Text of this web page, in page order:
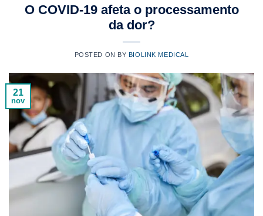
O COVID-19 afeta o processamento
da dor?
POSTED ON BY BIOLINK MEDICAL
21
nov